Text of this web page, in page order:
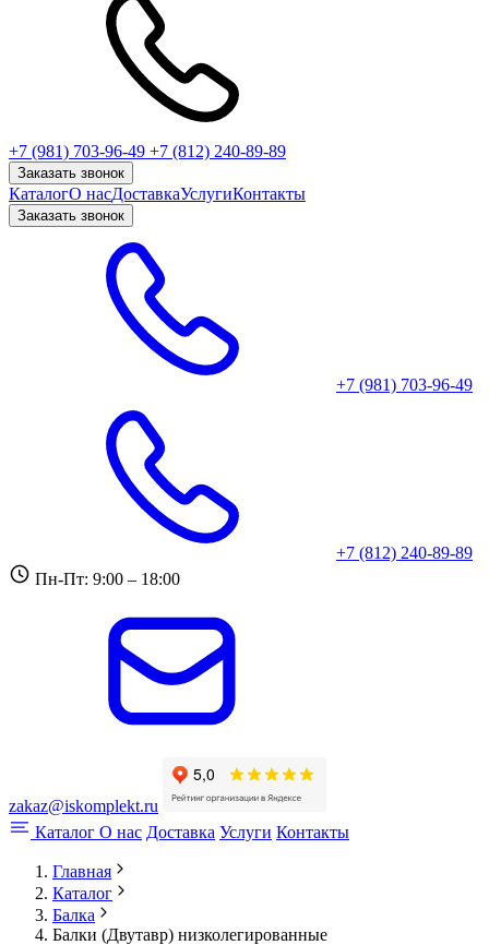
+7 (981) 703-96-49 +7 (812) 240-89-89
Заказать звонок
КаталогО насДоставкаУслугиКонтакты
Заказать звонок
+7 (981) 703-96-49
+7 (812) 240-89-89
Пн-Пт: 9:00 – 18:00
zakaz@iskomplekt.ru
Каталог О нас Доставка Услуги Контакты
Главная
Каталог
Балка
Балки (Двутавр) низколегированные